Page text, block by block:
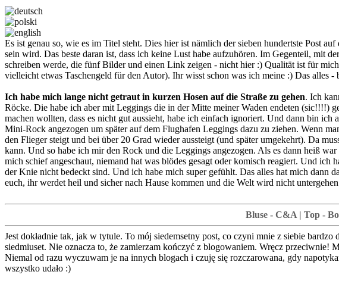
Es ist genau so, wie es im Titel steht. Dies hier ist nämlich der sieben hundertste Post
sein wird. Das beste daran ist, dass ich keine Lust habe aufzuhören. Im Gegenteil, mit
schreiben werde, die fünf Bilder und einen Link zeigen - nicht hier :) Qualität ist für
vielleicht etwas Taschengeld für den Autor). Ihr wisst schon was ich meine :) Das alles -
Ich habe mich lange nicht getraut in kurzen Hosen auf die Straße zu gehen. Ich
Röcke. Die habe ich aber mit Leggings die in der Mitte meiner Waden endeten
machen wollten, dass es nicht gut aussieht, habe ich einfach ignoriert. Und dann bin
Mini-Rock angezogen um später auf dem Flughafen Leggings dazu zu ziehen. Wenn
den Flieger steigt und bei über 20 Grad wieder aussteigt (und später umgekehrt). Da
kann. Und so habe ich mir den Rock und die Leggings angezogen. Als es dann heiß
mich schief angeschaut, niemand hat was blödes gesagt oder komisch reagiert. Und
der Knie nicht bedeckt sind. Und ich habe mich super gefühlt. Das alles hat mich dann
euch, ihr werdet heil und sicher nach Hause kommen und die Welt wird nicht
Bluse - C&A | Top -
Jest dokładnie tak, jak w tytule. To mój siedemsetny post, co czyni mnie z siebie
siedmiuset. Nie oznacza to, że zamierzam kończyć z blogowaniem. Wręcz
Niemal od razu wyczuwam je na innych blogach i czuję się rozczarowana, gdy
wszystko udało :)